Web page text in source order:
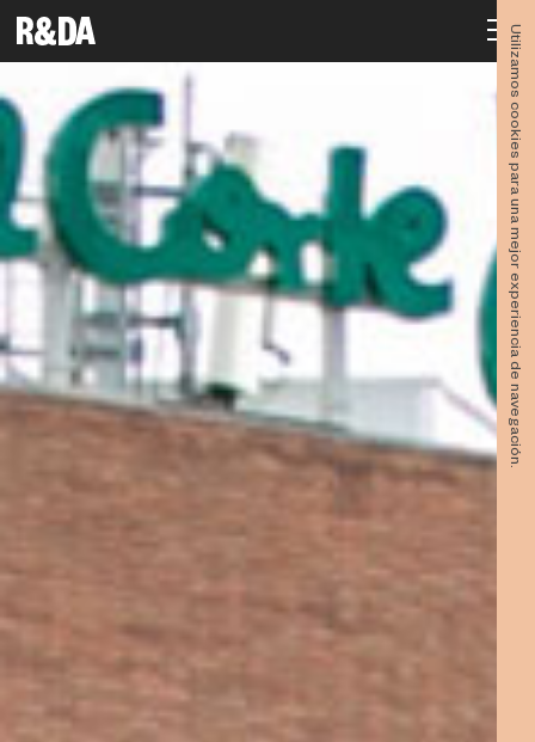
Utilizamos cookies para una mejor experiencia de navegación.